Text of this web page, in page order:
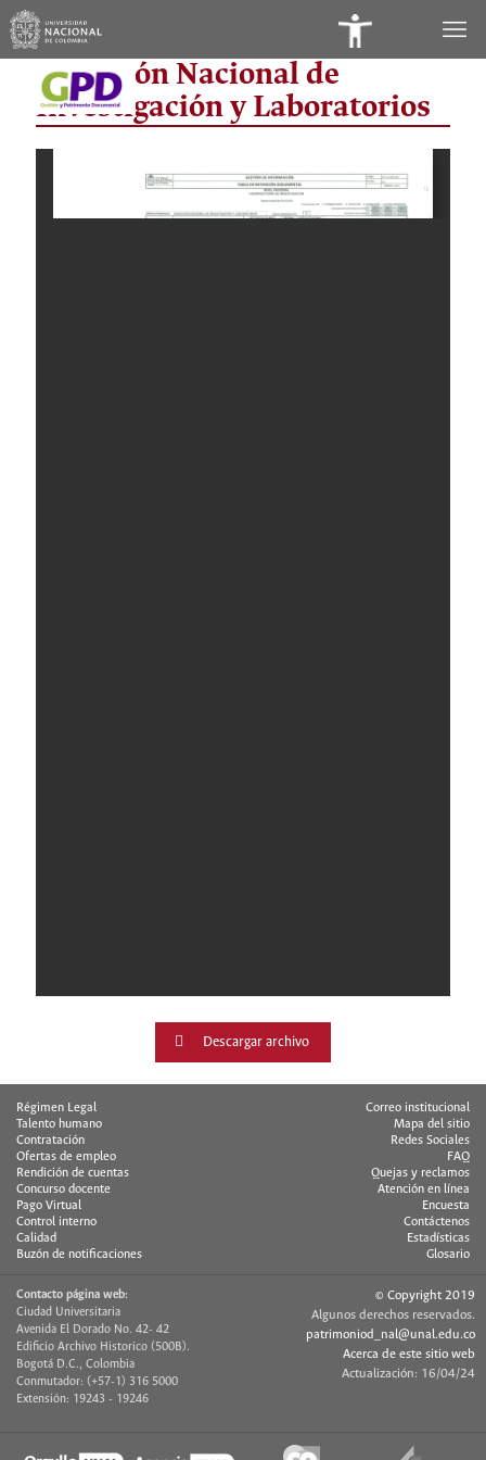
Accesibilidad
Dirección Nacional de
Investigación y Laboratorios
Descargar archivo
Régimen Legal
Talento humano
Contratación
Ofertas de empleo
Rendición de cuentas
Concurso docente
Pago Virtual
Control interno
Calidad
Buzón de notificaciones
Correo institucional
Mapa del sitio
Redes Sociales
FAQ
Quejas y reclamos
Atención en línea
Encuesta
Contáctenos
Estadísticas
Glosario
Contacto página web:
Ciudad Universitaria
Avenida El Dorado No. 42- 42
Edificio Archivo Historico (500B).
Bogotá D.C., Colombia
Conmutador: (+57-1) 316 5000
Extensión: 19243 - 19246
© Copyright 2019
Algunos derechos reservados.
patrimoniod_nal@unal.edu.co
Acerca de este sitio web
Actualización: 16/04/24